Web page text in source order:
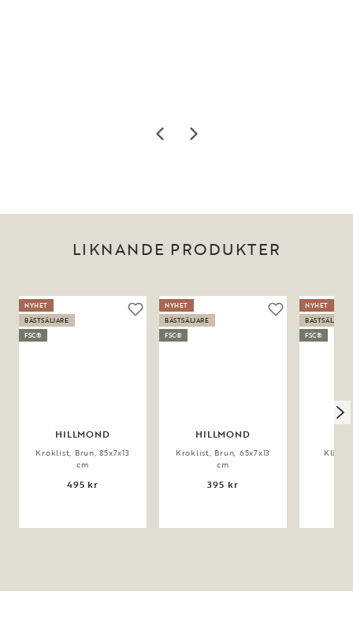
LIKNANDE PRODUKTER
HILLMOND
Kroklist, Brun, 85x7x13
cm
495 kr
NYHET
BÄSTSÄLJARE
FSC®
HILLMOND
Kroklist, Brun, 65x7x13
cm
395 kr
NYHET
BÄSTSÄLJARE
FSC®
NYHET
BÄSTSÄLJARE
FSC®